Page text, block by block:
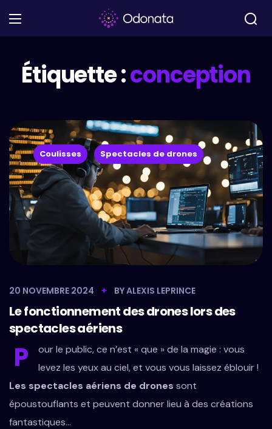
Étiquette :conception
Coulisses Spectacles de drones
20 NOVEMBRE 2024 BYALEXIS LEPRINCE
Le fonctionnement des drones lors des
spectacles aériens
P
our le public, ce n’est « que » de la magie : vous
levez les yeux au ciel, et vous vous laissez éblouir !
Les spectacles aériens de drones sont
époustouflants et peuvent donner lieu à des créations
fantastiques…